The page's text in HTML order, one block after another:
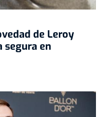
de Leroy
segura en